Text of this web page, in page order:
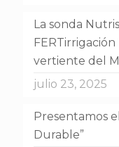
La sonda
vertiente del
julio 23, 2025
Presentamos
Durable”